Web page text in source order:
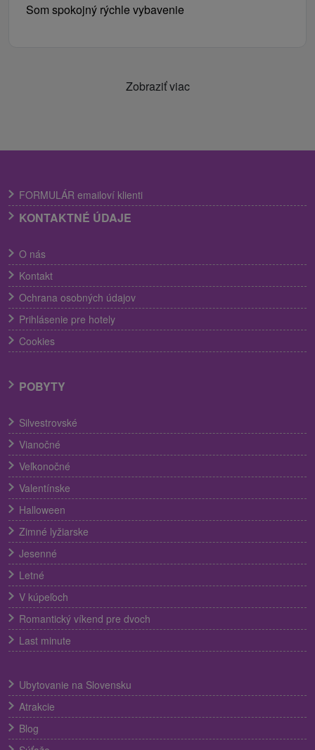
Som spokojný rýchle vybavenie
Zobraziť viac
FORMULÁR emailoví klienti
KONTAKTNÉ ÚDAJE
O nás
Kontakt
Ochrana osobných údajov
Prihlásenie pre hotely
Cookies
POBYTY
Silvestrovské
Vianočné
Veľkonočné
Valentínske
Halloween
Zimné lyžiarske
Jesenné
Letné
V kúpeľoch
Romantický víkend pre dvoch
Last minute
Ubytovanie na Slovensku
Atrakcie
Blog